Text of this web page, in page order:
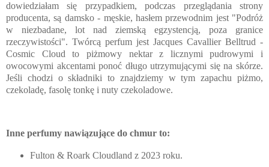
dowiedziałam się przypadkiem, podczas przeglądania strony
producenta, są damsko - męskie, hasłem przewodnim jest "Podróż
w niezbadane, lot nad ziemską egzystencją, poza granice
rzeczywistości". Twórcą perfum jest Jacques Cavallier Belltrud -
Cosmic Cloud to piżmowy nektar z licznymi pudrowymi i
owocowymi akcentami ponoć długo utrzymującymi się na skórze.
Jeśli chodzi o składniki to znajdziemy w tym zapachu piżmo,
czekoladę, fasolę tonkę i nuty czekoladowe.
Inne perfumy nawiązujące do chmur to:
Fulton & Roark Cloudland z 2023 roku.